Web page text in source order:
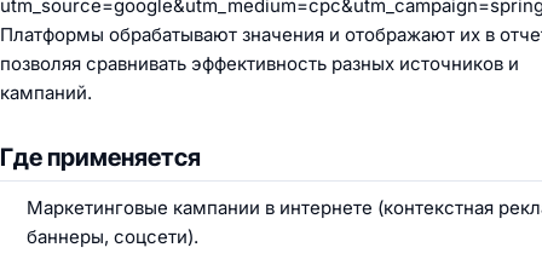
Платформы обрабатывают значения и отображают их в
позволяя сравнивать эффективность разных источников и
кампаний.
Где применяется
Маркетинговые кампании в интернете (контекстная
баннеры, соцсети).